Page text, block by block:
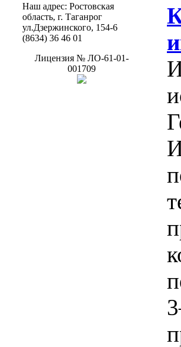
Наш адрес: Ростовская
область, г. Таганрог
ул.Дзержинского, 154-6
(8634) 36 46 01
Лицензия№ ЛО-61-01-
001709